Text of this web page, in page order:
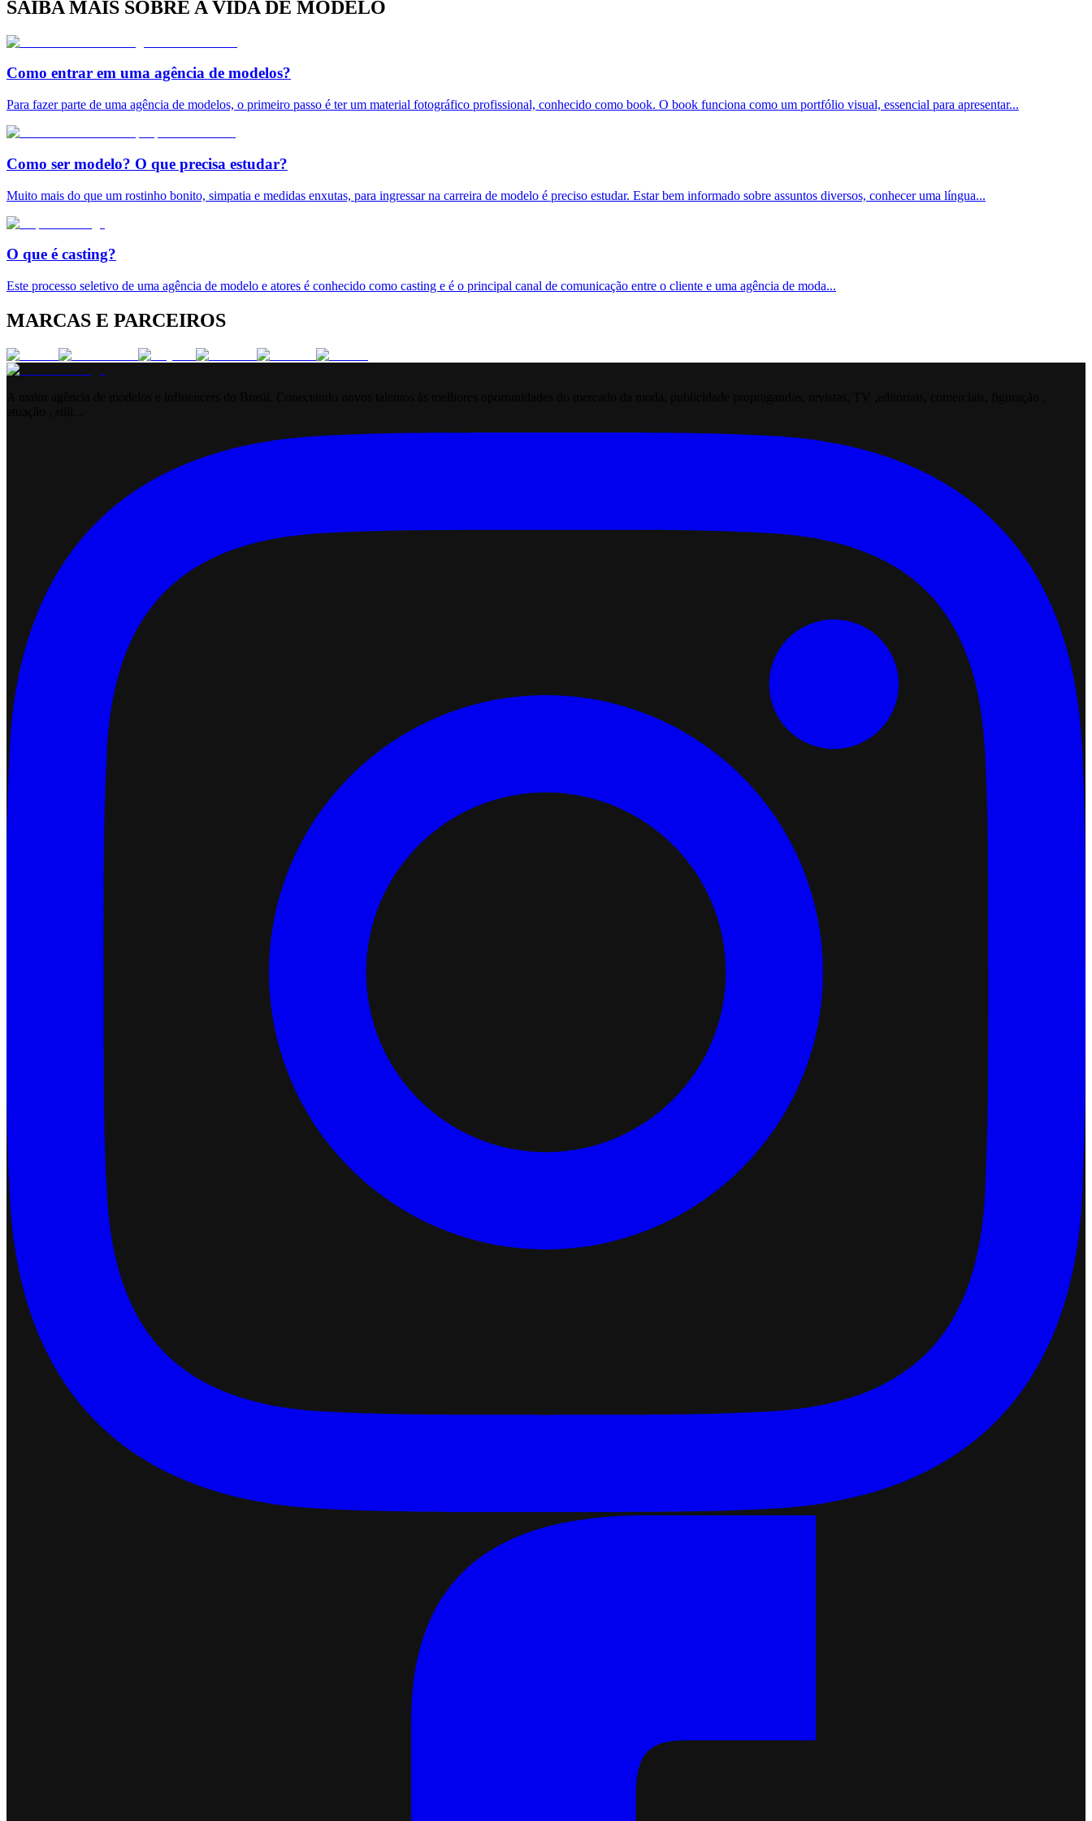
SAIBA MAIS SOBRE A VIDA DE MODELO
Como entrar em uma agência de modelos?
Para fazer parte de uma agência de modelos, o primeiro passo é ter um material fotográfico profissional, conhecido como book. O book funciona como um portfólio visual, essencial para apresentar...
Como ser modelo? O que precisa estudar?
Muito mais do que um rostinho bonito, simpatia e medidas enxutas, para ingressar na carreira de modelo é preciso estudar. Estar bem informado sobre assuntos diversos, conhecer uma língua...
O que é casting?
Este processo seletivo de uma agência de modelo e atores é conhecido como casting e é o principal canal de comunicação entre o cliente e uma agência de moda...
MARCAS E PARCEIROS